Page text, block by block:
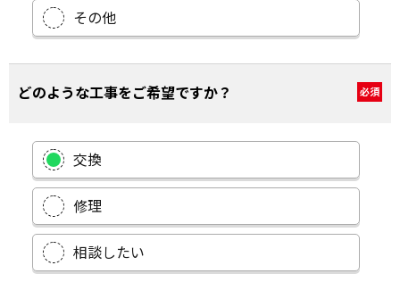
その他
どのような工事をご希望ですか？ 必須
交換
修理
相談したい